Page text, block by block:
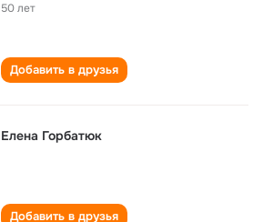
50 лет
Добавить в друзья
Елена Горбатюк
Добавить в друзья